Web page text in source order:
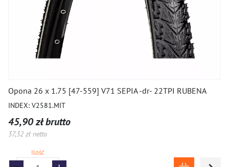
Opona 26 x 1.75 [47-559] V71 SEPIA -dr- 22TPI RUBENA
INDEX: V2581.MIT
45,90 zł brutto
37,32 zł netto
Ilość